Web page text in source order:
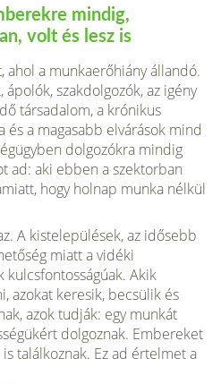
mindig,
volt és lesz is
ahol a munkaerőhiány állandó.
szakdolgozók, az igény
társadalom, a krónikus
és a magasabb elvárások mind
dolgozókra mindig
ad: aki ebben a szektorban
hogy holnap munka nélkül
A kistelepülések, az idősebb
miatt a vidéki
kulcsfontosságúak. Akik
azokat keresik, becsülik és
azok tudják: egy munkát
dolgoznak. Embereket
találkoznak. Ez ad értelmet a